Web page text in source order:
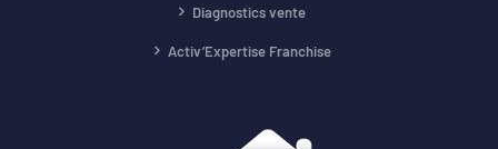
Diagnostics vente
Activ’Expertise Franchise